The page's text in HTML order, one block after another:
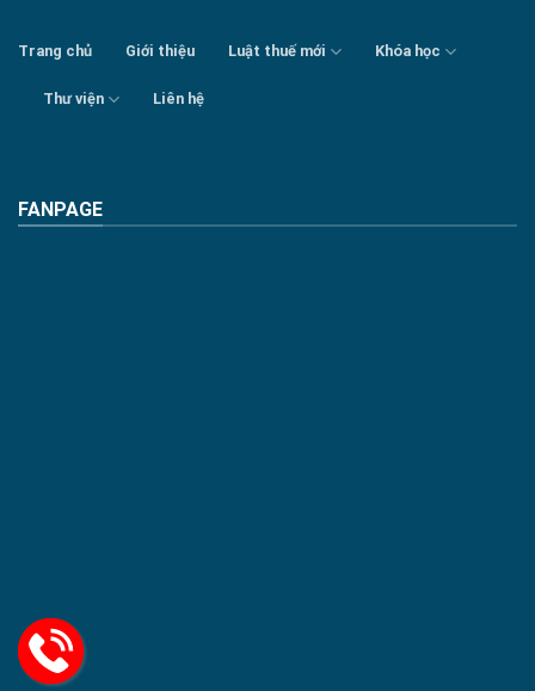
Trang chủ Giới thiệu Luật thuế mới Khóa học
Thư viện Liên hệ
FANPAGE